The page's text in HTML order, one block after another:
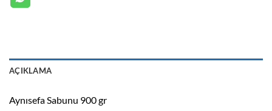
AÇIKLAMA
Aynısefa Sabunu 900 gr